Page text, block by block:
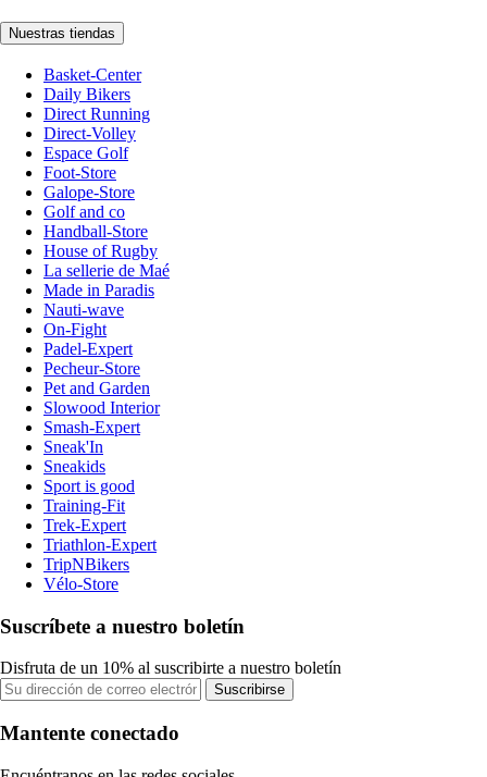
Nuestras tiendas
Basket-Center
Daily Bikers
Direct Running
Direct-Volley
Espace Golf
Foot-Store
Galope-Store
Golf and co
Handball-Store
House of Rugby
La sellerie de Maé
Made in Paradis
Nauti-wave
On-Fight
Padel-Expert
Pecheur-Store
Pet and Garden
Slowood Interior
Smash-Expert
Sneak'In
Sneakids
Sport is good
Training-Fit
Trek-Expert
Triathlon-Expert
TripNBikers
Vélo-Store
Suscríbete a nuestro boletín
Disfruta de un 10% al suscribirte a nuestro boletín
Suscribirse
Mantente conectado